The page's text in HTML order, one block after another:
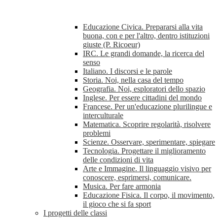
Educazione Civica. Prepararsi alla vita
buona, con e per l'altro, dentro istituzioni
giuste (P. Ricoeur)
IRC. Le grandi domande, la ricerca del
senso
Italiano. I discorsi e le parole
Storia. Noi, nella casa del tempo
Geografia. Noi, esploratori dello spazio
Inglese. Per essere cittadini del mondo
Francese. Per un'educazione plurilingue e
interculturale
Matematica. Scoprire regolarità, risolvere
problemi
Scienze. Osservare, sperimentare, spiegare
Tecnologia. Progettare il miglioramento
delle condizioni di vita
Arte e Immagine. Il linguaggio visivo per
conoscere, esprimersi, comunicare.
Musica. Per fare armonia
Educazione Fisica. Il corpo, il movimento,
il gioco che si fa sport
I progetti delle classi